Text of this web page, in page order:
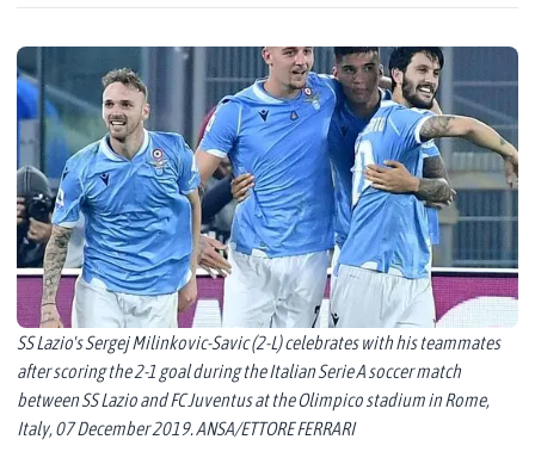
SS Lazio's Sergej Milinkovic-Savic (2-L) celebrates with his teammates
after scoring the 2-1 goal during the Italian Serie A soccer match
between SS Lazio and FC Juventus at the Olimpico stadium in Rome,
Italy, 07 December 2019. ANSA/ETTORE FERRARI